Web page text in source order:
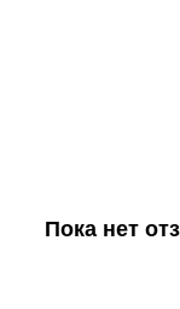
Пока нет